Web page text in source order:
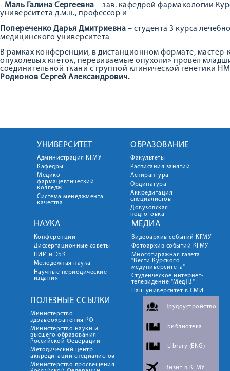
- Маль Галина Сергеевна – зав. кафедрой фармакологии
университета д.м.н., профессор и
Попереченко Дарья Дмитриевна – студента 3 курса
медицинского университета
В рамках конференции, в дистанционном формате, мастер-
опухолевых клеток, перевиваемые опухоли» провел
соединительной ткани с группой клинической генетики
Родионов Сергей Александрович.
УНИВЕРСИТЕТ
Администрация КГМУ
Кафедры
Медико-
фармацевтический
колледж
Система менеджмента
качества
ОБРАЗОВАНИЕ
Факультеты
Расписания занятий
Аспирантура
Ординатура
Аккредитация
специалистов
Довузовская
подготовка
НАУКА
Конференции
Диссертационные советы
НИИ и ЭБК
Молодежная наука
Научные периодические
издания
МЕДИА
Видеоархив событий КГМУ
Фотоархив событий КГМУ
Многотиражная газета
"Вести Курского
медуниверситета"
Студенческое интернет-
телевидение "МедТВ"
Наш университет в СМИ
ПОЛЕЗНЫЕ ССЫЛКИ
Министерство
здравоохранения РФ
Министерство науки и
высшего образования
Российской Федерации
Методический центр
аккредитации специалистов
Министерство просвещения
Трудоустройство
Библиотека
Library (ENG)
Визит в КГМУ